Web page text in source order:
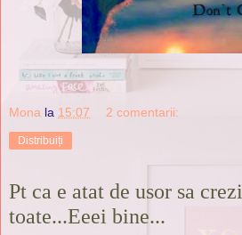
Mona la 15:07 2 comentarii:
Distribuiți
Pt ca e atat de usor sa
toate...Eeei bine...